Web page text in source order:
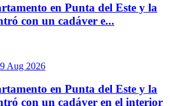
en Punta del Este y la
con un cadáver e...
Aug 2026
en Punta del Este y la
con un cadáver en el interior